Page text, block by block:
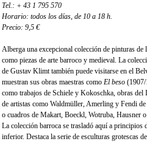
Tel.: + 43 1 795 570
Horario: todos los días, de 10 a 18 h.
Precio: 9,5 €
Alberga una excepcional colección de pinturas
como piezas de arte barroco y medieval. La
de Gustav Klimt también puede visitarse en el
muestran sus obras maestras como El beso
como trabajos de Schiele y Kokoschka, obras del
de artistas como Waldmüller, Amerling y Fendi
o cuadros de Makart, Boeckl, Wotruba, Hausner
La colección barroca se trasladó aquí a principios
inferior. Destaca la serie de esculturas grotescas